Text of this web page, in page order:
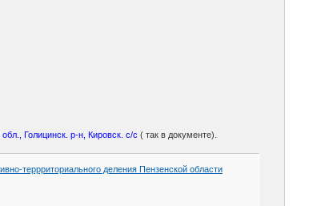
Голицинск. р-н, Кировск. с/с ( так в документе).
террриториального деления Пензенской области